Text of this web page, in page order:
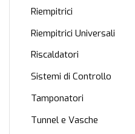
Riempitrici
Riempitrici Universali
Riscaldatori
Sistemi di Controllo
Tamponatori
Tunnel e Vasche